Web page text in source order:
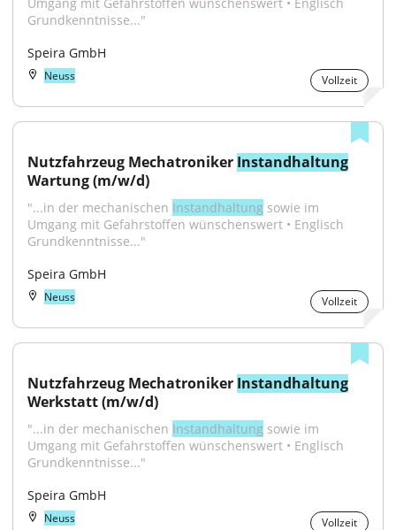
Grundkenntnisse..."
Speira GmbH
Neuss Vollzeit
Nutzfahrzeug Mechatroniker Instandhaltung
Wartung (m/w/d)
"...in der mechanischen Instandhaltung sowie im
Umgang mit Gefahrstoffen wünschenswert • Englisch
Grundkenntnisse..."
Speira GmbH
Neuss Vollzeit
Nutzfahrzeug Mechatroniker Instandhaltung
Werkstatt (m/w/d)
"...in der mechanischen Instandhaltung sowie im
Umgang mit Gefahrstoffen wünschenswert • Englisch
Grundkenntnisse..."
Speira GmbH
Neuss Vollzeit